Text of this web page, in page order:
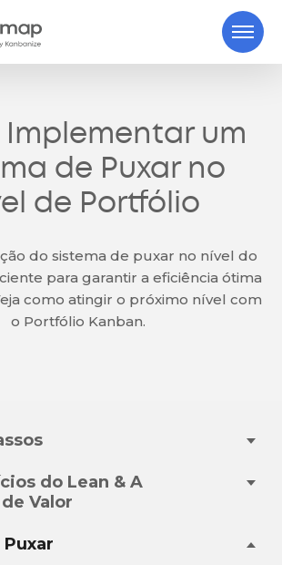
Implementar um
de Puxar no
de Portfólio
do sistema de puxar no nível do
para garantir a eficiência ótima
como atingir o próximo nível com
o Portfólio Kanban.
do Lean & A
Valor